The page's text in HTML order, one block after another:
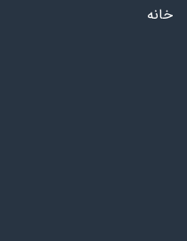
خانه